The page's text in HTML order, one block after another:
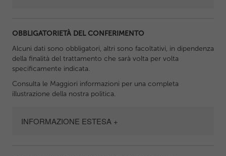
OBBLIGATORIETÀ DEL CONFERIMENTO
Alcuni dati sono obbligatori, altri sono facoltativi, in dipendenza
della finalità del trattamento che sarà volta per volta
specificamente indicata.
Consulta le Maggiori informazioni per una completa
illustrazione della nostra politica.
INFORMAZIONE ESTESA +